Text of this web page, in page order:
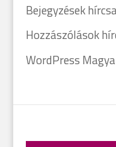
Bejegyzések
Hozzászólások
WordPress